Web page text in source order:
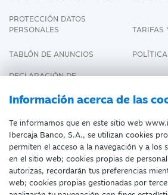
Información acerca de las
Te informamos que en este sitio web
Ibercaja Banco, S.A., se utilizan cookies
permiten el acceso a la navegación y a los
en el sitio web; cookies propias de
autorizas, recordarán tus preferencias
web; cookies propias gestionadas por
PROTECCIÓN DATOS
PERSONALES
TARIFAS
TABLÓN DE ANUNCIOS
DECLARACIÓN DE
Fecha de Edición: 07/
©Ibercaja Banco, S.A.
99319030 R.M. de